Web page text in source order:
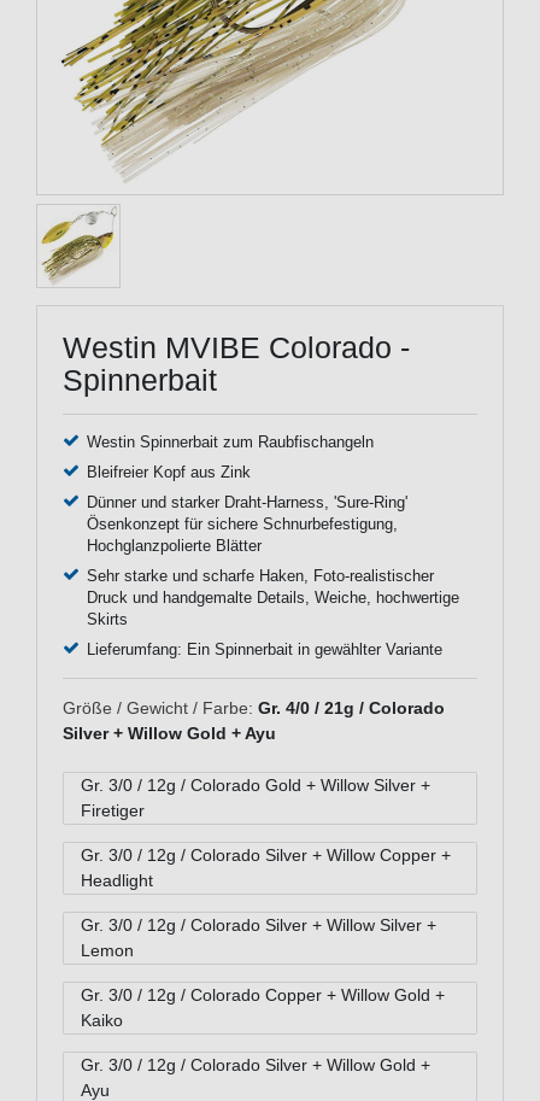
Westin MVIBE Colorado -
Spinnerbait
Westin Spinnerbait zum Raubfischangeln
Bleifreier Kopf aus Zink
Dünner und starker Draht-Harness, 'Sure-Ring'
Ösenkonzept für sichere Schnurbefestigung,
Hochglanzpolierte Blätter
Sehr starke und scharfe Haken, Foto-realistischer
Druck und handgemalte Details, Weiche, hochwertige
Skirts
Lieferumfang: Ein Spinnerbait in gewählter Variante
Größe / Gewicht / Farbe: Gr. 4/0 / 21g / Colorado
Silver + Willow Gold + Ayu
Gr. 3/0 / 12g / Colorado Gold + Willow Silver +
Firetiger
Gr. 3/0 / 12g / Colorado Silver + Willow Copper +
Headlight
Gr. 3/0 / 12g / Colorado Silver + Willow Silver +
Lemon
Gr. 3/0 / 12g / Colorado Copper + Willow Gold +
Kaiko
Gr. 3/0 / 12g / Colorado Silver + Willow Gold +
Ayu